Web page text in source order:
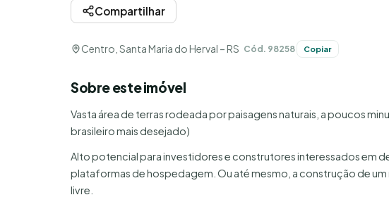
Compartilhar
Centro, Santa Maria do Herval – RS Cód. 98258 Copiar
Sobre este imóvel
Vasta área de terras rodeada por paisagens naturais, a poucos
brasileiro mais desejado)
Alto potencial para investidores e construtores interessados em
plataformas de hospedagem. Ou até mesmo, a construção de
livre.